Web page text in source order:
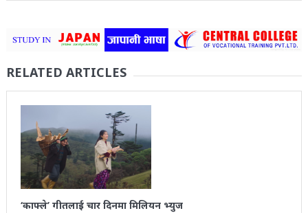
RELATED ARTICLES
‘काफ्ले’ गीतलाई चार दिनमा मिलियन भ्युज